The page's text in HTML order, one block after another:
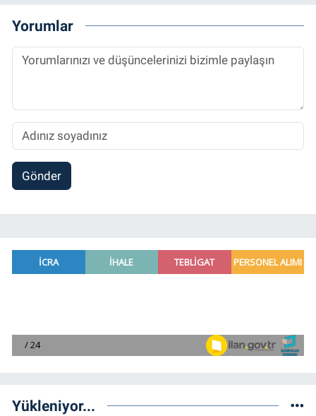
Yorumlar
Gönder
Yükleniyor...